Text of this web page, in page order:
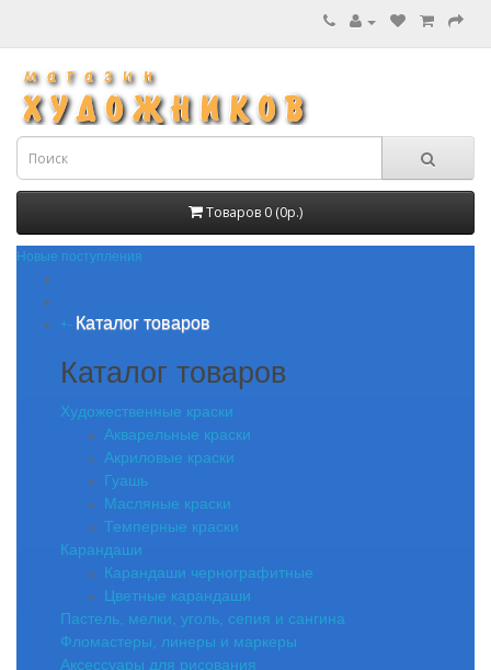
Товаров 0 (0р.)
Новые поступления
+- Каталог товаров
Каталог товаров
Художественные краски
Акварельные краски
Акриловые краски
Гуашь
Масляные краски
Темперные краски
Карандаши
Карандаши чернографитные
Цветные карандаши
Пастель, мелки, уголь, сепия и сангина
Фломастеры, линеры и маркеры
Аксессуары для рисования